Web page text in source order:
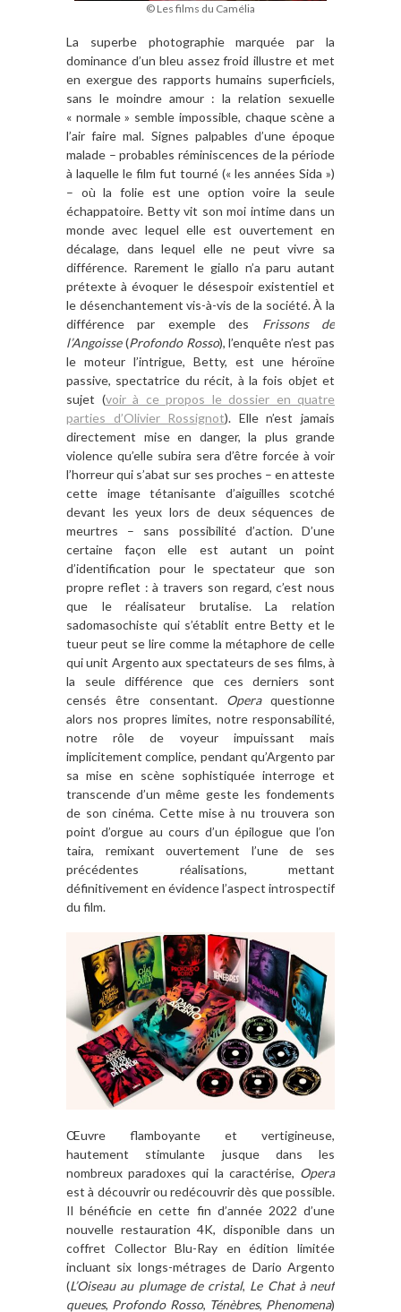
© Les films du Camélia
La superbe photographie marquée par la
dominance d’un bleu assez froid illustre et met
en exergue des rapports humains superficiels,
sans le moindre amour : la relation sexuelle
« normale » semble impossible, chaque scène a
l’air faire mal. Signes palpables d’une époque
malade – probables réminiscences de la période
à laquelle le film fut tourné (« les années Sida »)
– où la folie est une option voire la seule
échappatoire. Betty vit son moi intime dans un
monde avec lequel elle est ouvertement en
décalage, dans lequel elle ne peut vivre sa
différence. Rarement le giallo n’a paru autant
prétexte à évoquer le désespoir existentiel et
le désenchantement vis-à-vis de la société. À la
différence par exemple des Frissons de
l’Angoisse(Profondo Rosso), l’enquête n’est pas
le moteur l’intrigue, Betty, est une héroïne
passive, spectatrice du récit, à la fois objet et
sujet (voir à ce propos le dossier en quatre
parties d’Olivier Rossignot). Elle n’est jamais
directement mise en danger, la plus grande
violence qu’elle subira sera d’être forcée à voir
l’horreur qui s’abat sur ses proches – en atteste
cette image tétanisante d’aiguilles scotché
devant les yeux lors de deux séquences de
meurtres – sans possibilité d’action. D’une
certaine façon elle est autant un point
d’identification pour le spectateur que son
propre reflet : à travers son regard, c’est nous
que le réalisateur brutalise. La relation
sadomasochiste qui s’établit entre Betty et le
tueur peut se lire comme la métaphore de celle
qui unit Argento aux spectateurs de ses films, à
la seule différence que ces derniers sont
censés être consentant. Operaquestionne
alors nos propres limites, notre responsabilité,
notre rôle de voyeur impuissant mais
implicitement complice, pendant qu’Argento par
sa mise en scène sophistiquée interroge et
transcende d’un même geste les fondements
de son cinéma. Cette mise à nu trouvera son
point d’orgue au cours d’un épilogue que l’on
taira, remixant ouvertement l’une de ses
précédentes réalisations, mettant
définitivement en évidence l’aspect introspectif
du film.
Œuvre flamboyante et vertigineuse,
hautement stimulante jusque dans les
nombreux paradoxes qui la caractérise, Opera
est à découvrir ou redécouvrir dès que possible.
Il bénéficie en cette fin d’année 2022 d’une
nouvelle restauration 4K, disponible dans un
coffret Collector Blu-Ray en édition limitée
incluant six longs-métrages de Dario Argento
(L’Oiseau au plumage de cristal, Le Chat à neuf
queues, Profondo Rosso, Ténèbres, Phenomena)